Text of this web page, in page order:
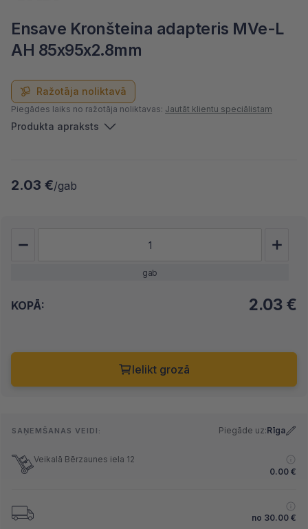
Ensave Kronšteina adapteris MVe-L
AH 85x95x2.8mm
Ražotāja noliktavā
Piegādes laiks no ražotāja noliktavas: Jautāt klientu speciālistam
Produkta apraksts
2.03 €/gab
gab
KOPĀ: 2.03 €
Ielikt grozā
SAŅEMŠANAS VEIDI: Piegāde uz:Rīga
Veikalā Bērzaunes iela 12
0.00 €
no 30.00 €